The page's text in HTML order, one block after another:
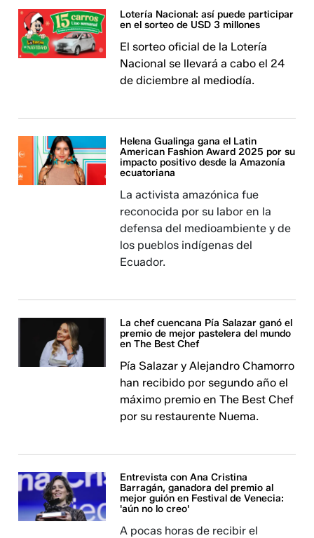
Lotería Nacional: así puede participar
en el sorteo de USD 3 millones
El sorteo oficial de la Lotería
Nacional se llevará a cabo el 24
de diciembre al mediodía.
Helena Gualinga gana el Latin
American Fashion Award 2025 por su
impacto positivo desde la Amazonía
ecuatoriana
La activista amazónica fue
reconocida por su labor en la
defensa del medioambiente y de
los pueblos indígenas del
Ecuador.
La chef cuencana Pía Salazar ganó el
premio de mejor pastelera del mundo
en The Best Chef
Pía Salazar y Alejandro Chamorro
han recibido por segundo año el
máximo premio en The Best Chef
por su restaurente Nuema.
Entrevista con Ana Cristina
Barragán, ganadora del premio al
mejor guión en Festival de Venecia:
'aún no lo creo'
A pocas horas de recibir el